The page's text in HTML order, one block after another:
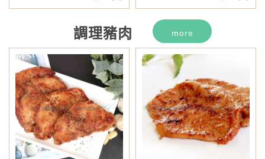
調理豬肉 more